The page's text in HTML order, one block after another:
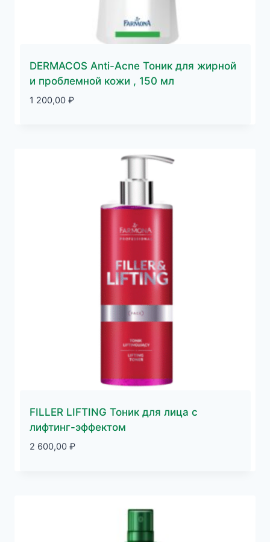
DERMACOS Anti-Acne Тоник для жирной
и проблемной кожи , 150 мл
1 200,00 ₽
FILLER LIFTING Тоник для лица с
лифтинг-эффектом
2 600,00 ₽